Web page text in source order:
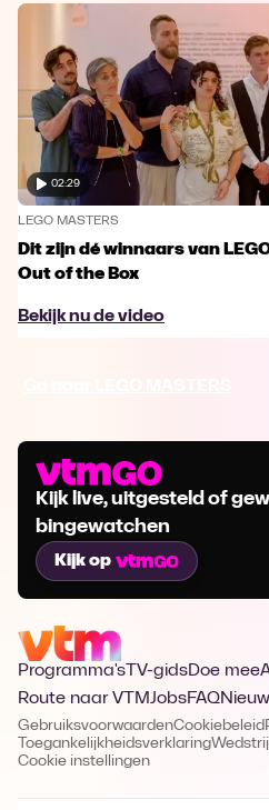
02:29
LEGO MASTERS
Dit zijn dé winnaars van
Out of the Box
Bekijk nu de video
Kijk live, uitgesteld of
bingewatchen
Kijk op
Programma's TV-gidsDoe mee
Route naar VTMJobsFAQ
GebruiksvoorwaardenCookiebeleid
Toegankelijkheidsverklaring
Cookie instellingen